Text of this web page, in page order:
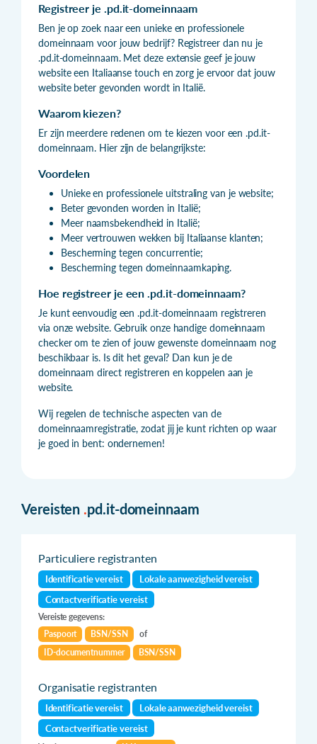
Registreer je .pd.it-domeinnaam
Ben je op zoek naar een unieke en professionele
domeinnaam voor jouw bedrijf? Registreer dan nu je
.pd.it-domeinnaam. Met deze extensie geef je jouw
website een Italiaanse touch en zorg je ervoor dat jouw
website beter gevonden wordt in Italië.
Waarom kiezen?
Er zijn meerdere redenen om te kiezen voor een .pd.it-
domeinnaam. Hier zijn de belangrijkste:
Voordelen
Unieke en professionele uitstraling van je website;
Beter gevonden worden in Italië;
Meer naamsbekendheid in Italië;
Meer vertrouwen wekken bij Italiaanse klanten;
Bescherming tegen concurrentie;
Bescherming tegen domeinnaamkaping.
Hoe registreer je een .pd.it-domeinnaam?
Je kunt eenvoudig een .pd.it-domeinnaam registreren
via onze website. Gebruik onze handige domeinnaam
checker om te zien of jouw gewenste domeinnaam nog
beschikbaar is. Is dit het geval? Dan kun je de
domeinnaam direct registreren en koppelen aan je
website.
Wij regelen de technische aspecten van de
domeinnaamregistratie, zodat jij je kunt richten op waar
je goed in bent: ondernemen!
Vereisten .pd.it-domeinnaam
Particuliere registranten
Identificatie vereist
Lokale aanwezigheid vereist
Contactverificatie vereist
Vereiste gegevens:
Paspoort
BSN/SSN
of
ID-documentnummer
BSN/SSN
Organisatie registranten
Identificatie vereist
Lokale aanwezigheid vereist
Contactverificatie vereist